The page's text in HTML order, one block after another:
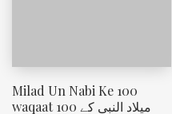
Milad Un Nabi Ke 100
waqaat میلاد النبی کے 100